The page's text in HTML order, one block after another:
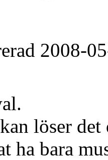
2008-
löser
ha bara